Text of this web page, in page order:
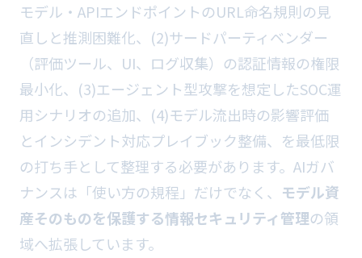
モデル・APIエンドポイントのURL命名規則の見
直しと推測困難化、(2)サードパーティベンダー
（評価ツール、UI、ログ収集）の認証情報の権限
最小化、(3)エージェント型攻撃を想定したSOC運
用シナリオの追加、(4)モデル流出時の影響評価
とインシデント対応プレイブック整備、を最低限
の打ち手として整理する必要があります。AIガバ
ナンスは「使い方の規程」だけでなく、 モデル資
産そのものを保護する情報セキュリティ管理の領
域へ拡張しています。